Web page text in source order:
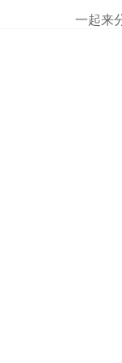
一起来